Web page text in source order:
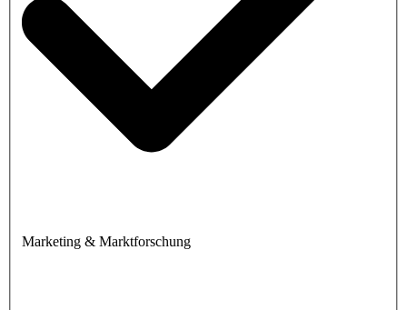
Marketing & Marktforschung